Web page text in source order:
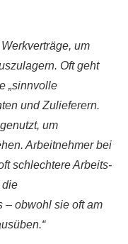
um
Oft geht
„sinnvolle
und Zulieferern.
um
Arbeitnehmer bei
schlechtere Arbeits-
die
– obwohl sie oft am